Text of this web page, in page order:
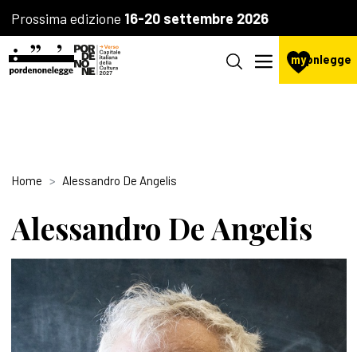
Prossima edizione 16-20 settembre 2026
mypnlegge
Home Alessandro De Angelis
Alessandro De Angelis